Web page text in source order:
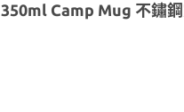
350ml Camp Mug 不鏽